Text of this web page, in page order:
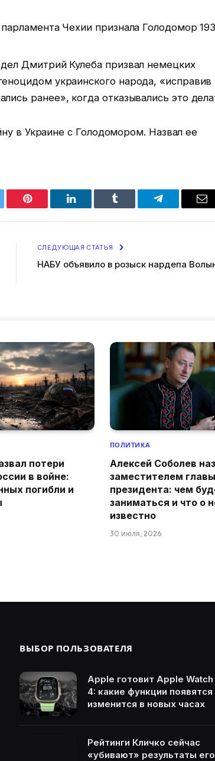
Чехии признала Голодомор
Дмитрий Кулеба призвал немецких
украинского народа, «исправив
ранее», когда отказывались это
в Украине с Голодомором. Назвал ее
Pinterest LinkedIn Tumblr Telegram
СЛЕДУЮЩАЯ СТАТЬЯ
НАБУ объявило в розыск нардепа
потери
в войне:
погибли и
ПОЛИТИКА
Алексей Соболев
заместителем
президента: чем
заниматься и что о
известно
30 июля, 2026
ВЫБОР ПОЛЬЗОВАТЕЛЯ
Apple готовит Apple Watch
4: какие функции появятся
изменится в новых часах
Рейтинги Кличко сейчас
«убивают» результаты